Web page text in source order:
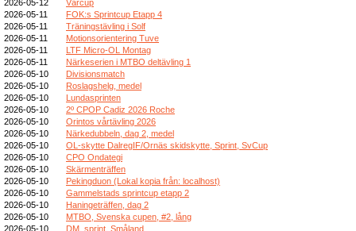
2026-05-12
Vårcup
2026-05-11
FOK:s Sprintcup Etapp 4
2026-05-11
Träningstävling i Solf
2026-05-11
Motionsorientering Tuve
2026-05-11
LTF Micro-OL Montag
2026-05-11
Närkeserien i MTBO deltävling 1
2026-05-10
Divisionsmatch
2026-05-10
Roslagshelg, medel
2026-05-10
Lundasprinten
2026-05-10
2º CPOP Cadiz 2026 Roche
2026-05-10
Orintos vårtävling 2026
2026-05-10
Närkedubbeln, dag 2, medel
2026-05-10
OL-skytte DalregIF/Ornäs skidskytte, Sprint, SvCup
2026-05-10
CPO Ondategi
2026-05-10
Skärmenträffen
2026-05-10
Pekingduon (Lokal kopia från: localhost)
2026-05-10
Gammelstads sprintcup etapp 2
2026-05-10
Haningeträffen, dag 2
2026-05-10
MTBO, Svenska cupen, #2, lång
2026-05-10
DM, sprint, Småland